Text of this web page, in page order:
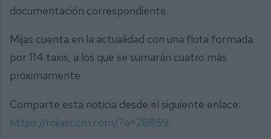
documentación correspondiente.
Mijas cuenta en la actualidad con una flota formada
por 114 taxis, a los que se sumarán cuatro más
próximamente.
Comparte esta noticia desde el siguiente enlace:
https://mijascom.com/?a=26859